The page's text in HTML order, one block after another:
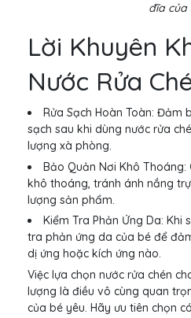
đĩa của
Lời Khuyên
Nước Rửa
Rửa Sạch Hoàn Toàn: Đảm
sạch sau khi dùng nước rửa
lượng xà phòng.
Bảo Quản Nơi Khô Thoáng:
khô thoáng, tránh ánh nắng
lượng sản phẩm.
Kiểm Tra Phản Ứng Da: Khi
tra phản ứng da của bé để
dị ứng hoặc kích ứng nào.
Việc lựa chọn nước rửa chén
lượng là điều vô cùng quan
của bé yêu. Hãy ưu tiên chọn